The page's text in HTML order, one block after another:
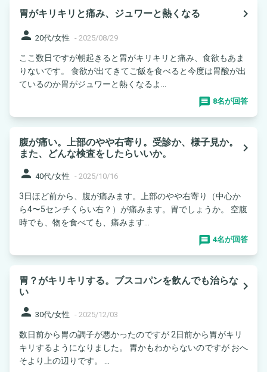
胃がキリキリと痛み、ジュワーと熱くなる
navigate_next
person 20代/女性 - 2025/08/29
ここ数日ですが朝起きると胃がキリキリと痛み、食欲もあま
りないです。 食欲が出てきてご飯を食べると今度は胃酸が出
ているのか胃がジュワーと熱くなるよ...
8名が回答
腹が痛い。上部のやや右寄り。受診か、様子見か。
また、どんな検査をしたらいいか。
navigate_next
person 40代/女性 - 2025/10/16
3日ほど前から、腹が痛みます。上部のやや右寄り（中心か
ら4〜5センチくらい右？）が痛みます。胃でしょうか。 空腹
時でも、物を食べても、痛みます...
4名が回答
胃？がキリキリする。ブスコパンを飲んでも治らな
い
navigate_next
person 30代/女性 - 2025/12/03
数日前から胃の調子が悪かったのですが 2日前から胃がキリ
キリするようになりました。 胃かもわからないのですが おへ
そより上の辺りです。 ...